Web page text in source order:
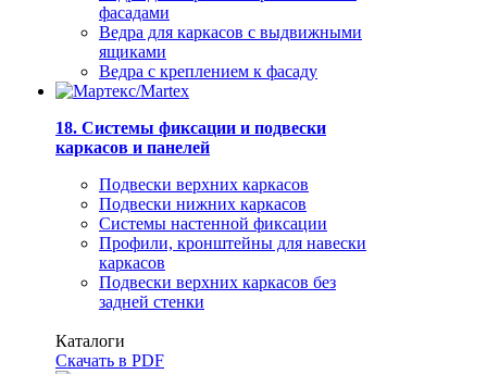
фасадами
Ведра для каркасов с выдвижными
ящиками
Ведра с креплением к фасаду
18. Системы фиксации и подвески
каркасов и панелей
Подвески верхних каркасов
Подвески нижних каркасов
Системы настенной фиксации
Профили, кронштейны для навески
каркасов
Подвески верхних каркасов без
задней стенки
Каталоги
Скачать в PDF